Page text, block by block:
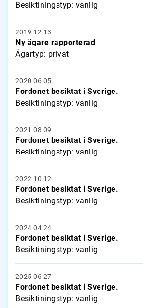
Besiktiningstyp: vanlig
2019-12-13
Ny ägare rapporterad
Ägartyp: privat
2020-06-05
Fordonet besiktat i Sverige.
Besiktiningstyp: vanlig
2021-08-09
Fordonet besiktat i Sverige.
Besiktiningstyp: vanlig
2022-10-12
Fordonet besiktat i Sverige.
Besiktiningstyp: vanlig
2024-04-24
Fordonet besiktat i Sverige.
Besiktiningstyp: vanlig
2025-06-27
Fordonet besiktat i Sverige.
Besiktiningstyp: vanlig